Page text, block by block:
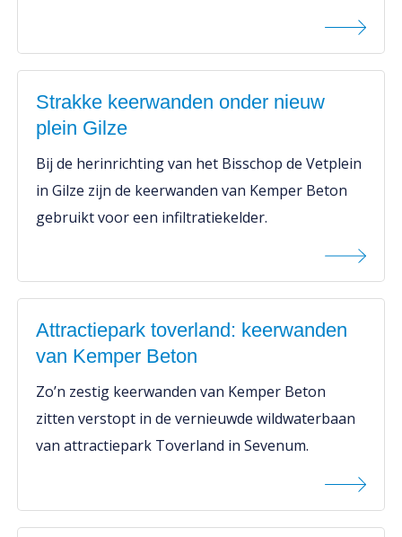
Strakke keerwanden onder nieuw
plein Gilze
Bij de herinrichting van het Bisschop de Vetplein
in Gilze zijn de keerwanden van Kemper Beton
gebruikt voor een infiltratiekelder.
Attractiepark toverland: keerwanden
van Kemper Beton
Zo’n zestig keerwanden van Kemper Beton
zitten verstopt in de vernieuwde wildwaterbaan
van attractiepark Toverland in Sevenum.